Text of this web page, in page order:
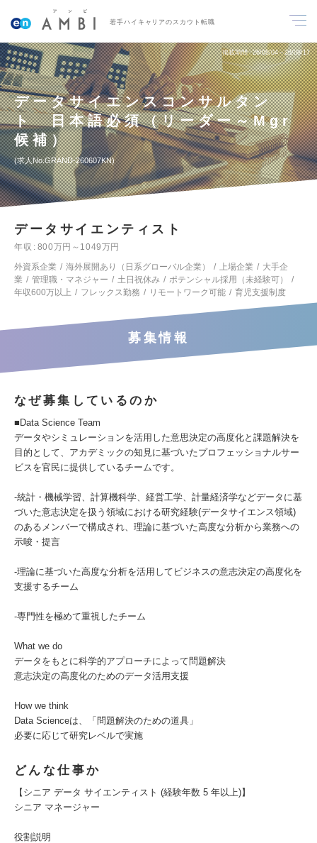
若手ハイキャリアのスカウト転職
掲載期間 26/08/04～26/08/17
データサイエンスコンサルタン
ト 日本語必須（リーダー～Mgr
候補）
求人No.GRAND-260607KN
データサイエンティスト
年収
800万円～1049万円
外資系企業
海外展開あり（日系グローバル企業） 上場企業
大手企
業
管理職・マネジャー 土日祝休み
ポテンシャル採用（未経験可）
年収600万以上
フレックス勤務 リモートワーク可能 育児支援制度
募集情報
なぜ募集しているのか
■Data Science Team
データやシミュレーションを活用した意思決定の高度化と課題解決を
目的として、アカデミックの知見に基づいたプロフェッショナルサー
ビスを官民に提供しているチームです。
-統計・機械学習、計算機科学、経営工学、計量経済学などデータに基
づいた意志決定を扱う領域における研究経験(データサイエンス領域)
のあるメンバーで構成され、理論に基づいた高度な分析から業務への
示唆・提言
-理論に基づいた高度な分析を活用してビジネスの意志決定の高度化を
支援するチーム
-専門性を極めて重視したチーム
What we do
データをもとに科学的アプローチによって問題解決
意志決定の高度化のためのデータ活用支援
How we think
Data Scienceは、「問題解決のための道具」
必要に応じて研究レベルで実施
どんな仕事か
【シニア データ サイエンティスト (経験年数 5 年以上)】
シニア マネージャー
役​​割説明